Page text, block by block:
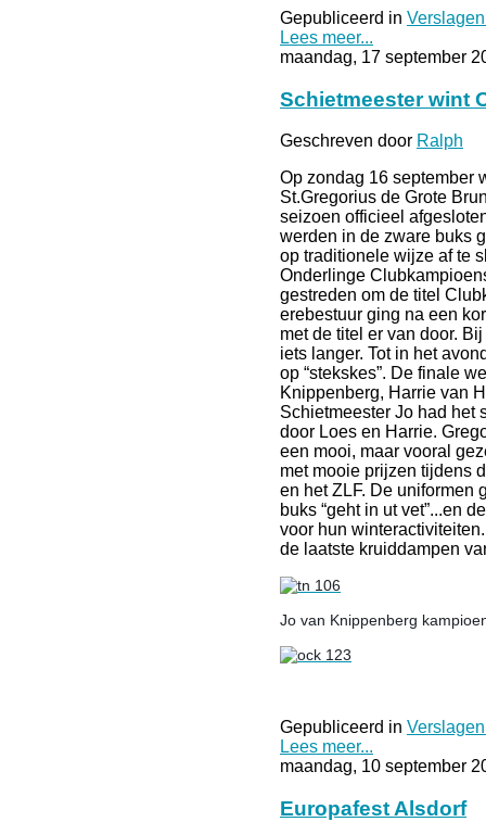
Gepubliceerd in
Lees meer...
maandag, 17 september
Schietmeester wint
Geschreven door Ralph
Op zondag 16 september
St.Gregorius de Grote
seizoen officieel
werden in de zware buks
op traditionele wijze af te
Onderlinge
gestreden om de titel
erebestuur ging na een
met de titel er van door.
iets langer. Tot in het
op “stekskes”. De finale
Knippenberg, Harrie van
Schietmeester Jo had het
door Loes en Harrie.
een mooi, maar vooral
met mooie prijzen tijdens
en het ZLF. De uniformen
buks “geht in ut vet”...en
voor hun
de laatste kruiddampen
Jo van Knippenberg
Gepubliceerd in
Lees meer...
maandag, 10 september
Europafest Alsdorf